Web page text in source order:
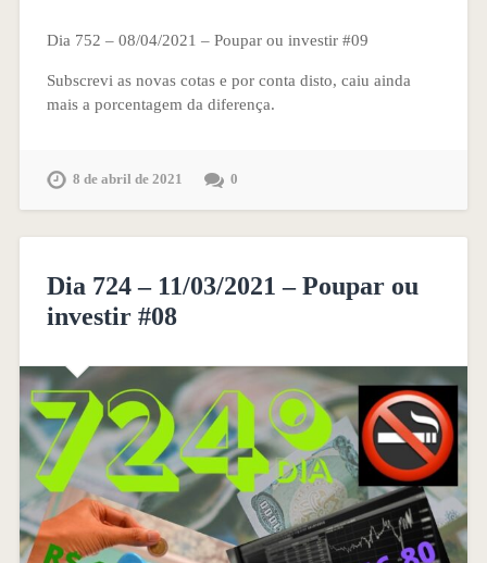
Dia 752 – 08/04/2021 – Poupar ou investir #09
Subscrevi as novas cotas e por conta disto, caiu ainda
mais a porcentagem da diferença.
8 de abril de 2021 0
Dia 724 – 11/03/2021 – Poupar ou
investir #08